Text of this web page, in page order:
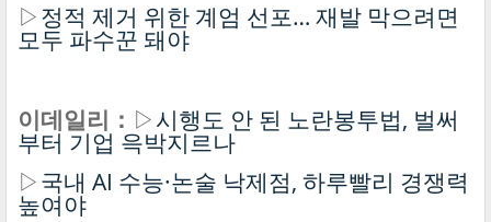
▷정적 제거 위한 계엄 선포… 재발 막으려면
모두 파수꾼 돼야
이데일리： ▷시행도 안 된 노란봉투법, 벌써
부터 기업 윽박지르나
▷국내 AI 수능·논술 낙제점, 하루빨리 경쟁력
높여야